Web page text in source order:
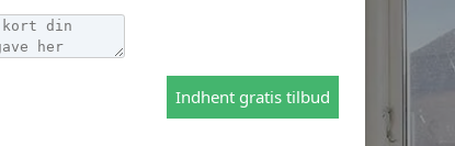
Indhent gratis tilbud